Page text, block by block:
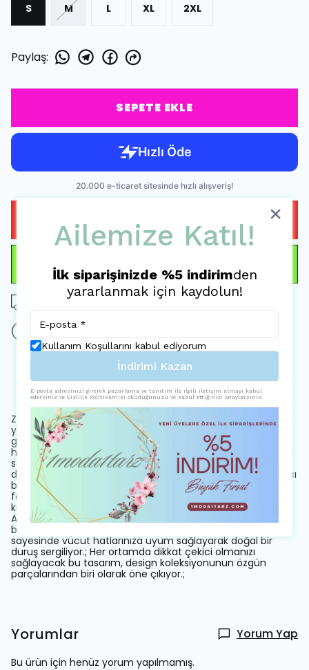
S M L XL 2XL
Paylaş:
SEPETE EKLE
Tüm siparişlerde ücretsiz kargo
15 gün içinde iade değişim
Ürün Açıklaması
Zarif beyaz dantel detaylarıyla süslenmiş, saten kumaştan
yapılmış midi boy ceket elbise, her yaştan kadının
gardırobunda yerini alacak.; Standart kol tasarımıyla rahat
hareket etme özgürlüğü sunan bu elbise, gömlek yakasıyla
sofistike bir hava katıyor.; Klasik beyaz rengin yanında
dantel detaylarıyla zenginleştirilmiş desenli kumaşı, göz alıcı
bir görünüm sağlıyor.; Kemer detayı belinizi vurgulayarak
feminen siluetinizi ön plana çıkarırken, orta kalınlıktaki
kumaşı mevsim geçişlerinde ideal bir seçenek oluyor.;
Astarlı yapısı ile konforunuz düşünülerek tasarlanmış olan
bu elbise, şık ve rahat bir kullanım sunuyor.; Regular kalıp
sayesinde vücut hatlarınıza uyum sağlayarak doğal bir
duruş sergiliyor.; Her ortamda dikkat çekici olmanızı
sağlayacak bu tasarım, design koleksiyonunun özgün
parçalarından biri olarak öne çıkıyor.;
Yorumlar Yorum Yap
Bu ürün için henüz yorum yapılmamış.
Ailemize Katıl!
İlk siparişinizde %5 indirimden
yararlanmak için kaydolun!
Kullanım Koşullarını kabul ediyorum
İndirimi Kazan
E-posta adresinizi girerek pazarlama ve tanıtım ile ilgili iletişim almayı kabul
edersiniz ve Gizlilik Politikamızı okuduğunuzu ve kabul ettiğinizi onaylarsınız.